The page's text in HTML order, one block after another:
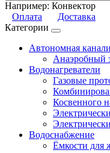
Например: Конвектор
Оплата
Доставка
Категории
Автономная
Анаэробный
Водонагреватели
Газовые
Косвенного
Водоснабжение
Ёмкости для